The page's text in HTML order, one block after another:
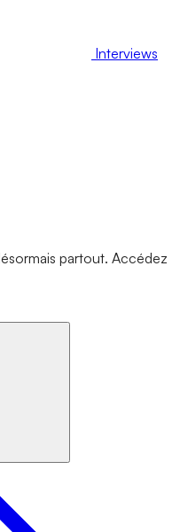
Interviews
partout. Accédez